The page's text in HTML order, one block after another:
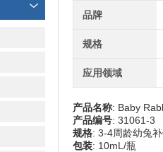
品牌
规格
应用领域
产品名称: Baby
产品编号: 31061-3
规格: 3-4周龄幼兔
包装: 10mL/瓶